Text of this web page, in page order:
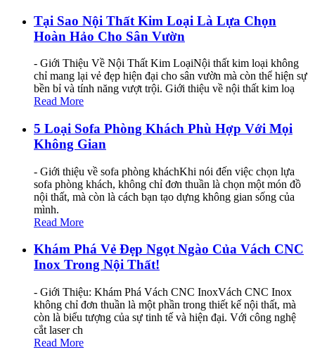
Tại Sao Nội Thất Kim Loại Là Lựa Chọn
Hoàn Hảo Cho Sân Vườn
- Giới Thiệu Về Nội Thất Kim LoạiNội thất kim loại không
chỉ mang lại vẻ đẹp hiện đại cho sân vườn mà còn thể hiện sự
bền bỉ và tính năng vượt trội. Giới thiệu về nội thất kim loạ
Read More
5 Loại Sofa Phòng Khách Phù Hợp Với Mọi
Không Gian
- Giới thiệu về sofa phòng kháchKhi nói đến việc chọn lựa
sofa phòng khách, không chỉ đơn thuần là chọn một món đồ
nội thất, mà còn là cách bạn tạo dựng không gian sống của
mình.
Read More
Khám Phá Vẻ Đẹp Ngọt Ngào Của Vách CNC
Inox Trong Nội Thất!
- Giới Thiệu: Khám Phá Vách CNC InoxVách CNC Inox
không chỉ đơn thuần là một phần trong thiết kế nội thất, mà
còn là biểu tượng của sự tinh tế và hiện đại. Với công nghệ
cắt laser ch
Read More